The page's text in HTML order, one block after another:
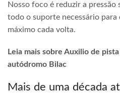
Nosso foco é reduzir a
todo o suporte necessário para
máximo cada volta.
Leia mais sobre Auxilio de
autódromo Bilac
Mais de uma década